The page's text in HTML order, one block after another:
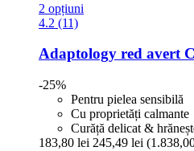
2 opțiuni
4.2 (11)
Adaptology red avert
-25%
Pentru pielea sensibilă
Cu proprietăți calmante
Curăță delicat &
183,80 lei 245,49 lei